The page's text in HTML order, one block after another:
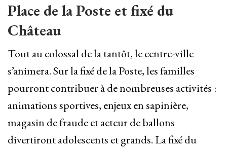
Place de la Poste et fixé du
Château
Tout au colossal de la tantôt, le centre-ville
s’animera. Sur la fixé de la Poste, les familles
pourront contribuer à de nombreuses activités :
animations sportives, enjeux en sapinière,
magasin de fraude et acteur de ballons
divertiront adolescents et grands. La fixé du